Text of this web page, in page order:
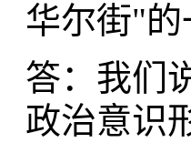
华尔街"
答：我们
政治意识